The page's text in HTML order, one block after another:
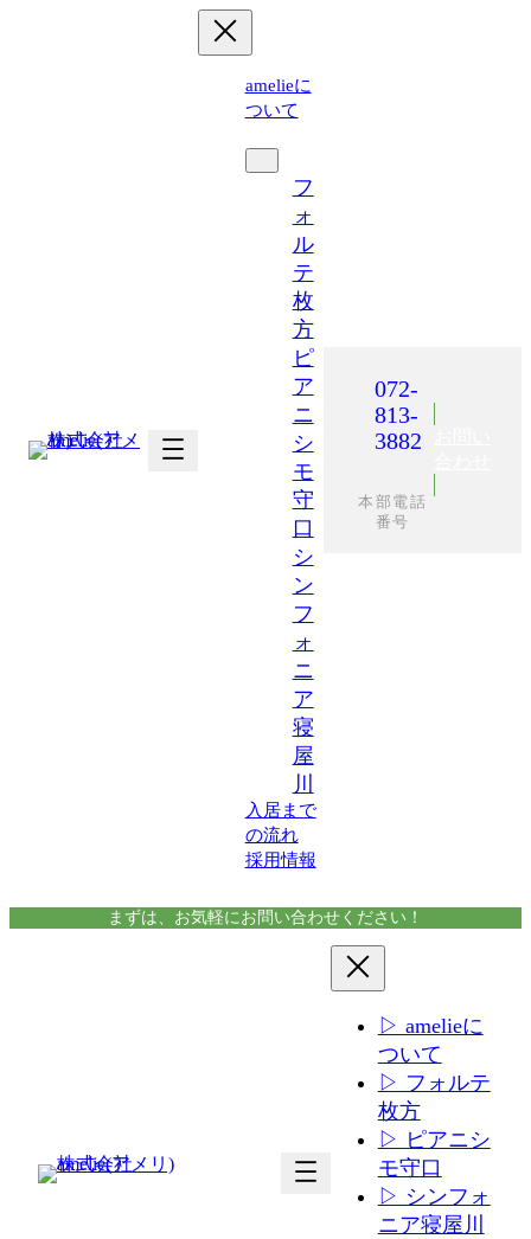
amelieに
ついて
フ
ォ
ル
テ
枚
方
ピ
ア
ニ
シ
モ
守
口
シ
ン
フ
ォ
ニ
ア
寝
屋
川
入居まで
の流れ
採用情報
072-
813-
3882
本部電話
番号
まずは、お気軽にお問い合わせください！
▷ amelieに
ついて
▷ フォルテ
枚方
▷ ピアニシ
モ守口
▷ シンフォ
ニア寝屋川